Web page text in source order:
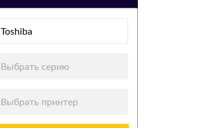
Toshiba
Выбрать серию
Выбрать принтер